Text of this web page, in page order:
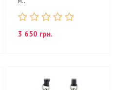
3 650 грн.